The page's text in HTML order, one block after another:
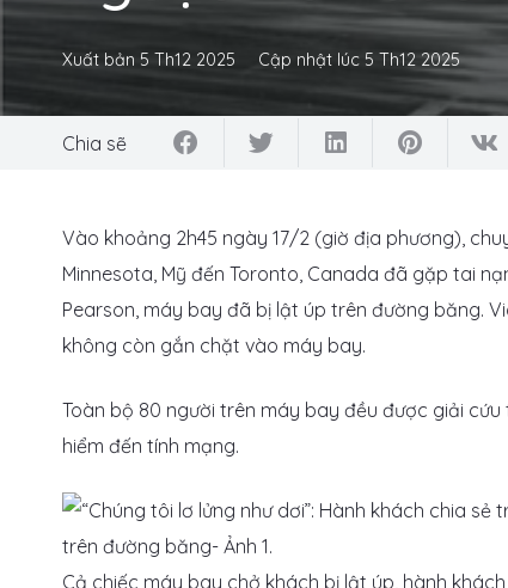
Xuất bản 5 Th12 2025 Cập nhật lúc 5 Th12 2025
Chia sẽ
Vào khoảng 2h45 ngày 17/2 (giờ địa phương),
Minnesota, Mỹ đến Toronto, Canada đã gặp tai
Pearson, máy bay đã bị lật úp trên đường băng.
không còn gắn chặt vào máy bay.
Toàn bộ 80 người trên máy bay đều được giải
hiểm đến tính mạng.
Cả chiếc máy bay chở khách bị lật úp, hành